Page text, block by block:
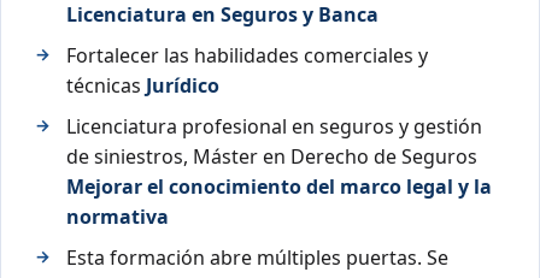
Licenciatura en Seguros y Banca
Fortalecer las habilidades comerciales y
técnicas Jurídico
Licenciatura profesional en seguros y gestión
de siniestros, Máster en Derecho de Seguros
Mejorar el conocimiento del marco legal y la
normativa
Esta formación abre múltiples puertas. Se